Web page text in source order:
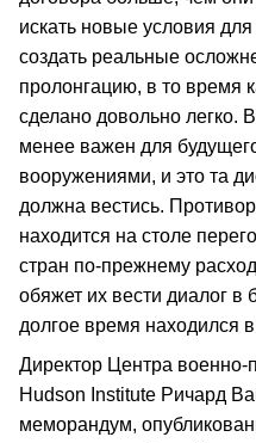
искать новые условия
создать реальные
пролонгацию, в то время
сделано довольно
менее важен для
вооружениями, и это та
должна вестись.
находится на столе
стран по-прежнему
обяжет их вести диалог
долгое время находился
Директор Центра военно-
Hudson Institute Ричард
меморандум,